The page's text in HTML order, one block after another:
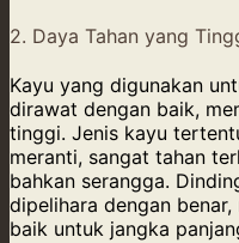
2. Daya Tahan yang
Kayu yang digunakan
dirawat dengan baik,
tinggi. Jenis kayu
meranti, sangat tahan
bahkan serangga.
dipelihara dengan
baik untuk jangka